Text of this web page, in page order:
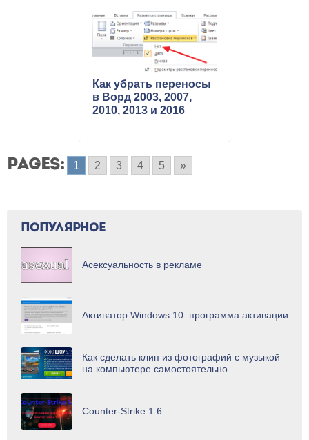
Как убрать переносы
в Ворд 2003, 2007,
2010, 2013 и 2016
PAGES: 1 2 3 4 5 »
ПОПУЛЯРНОЕ
Асексуальность в рекламе
Активатор Windows 10: программа активации
Как сделать клип из фотографий с музыкой
на компьютере самостоятельно
Counter-Strike 1.6.